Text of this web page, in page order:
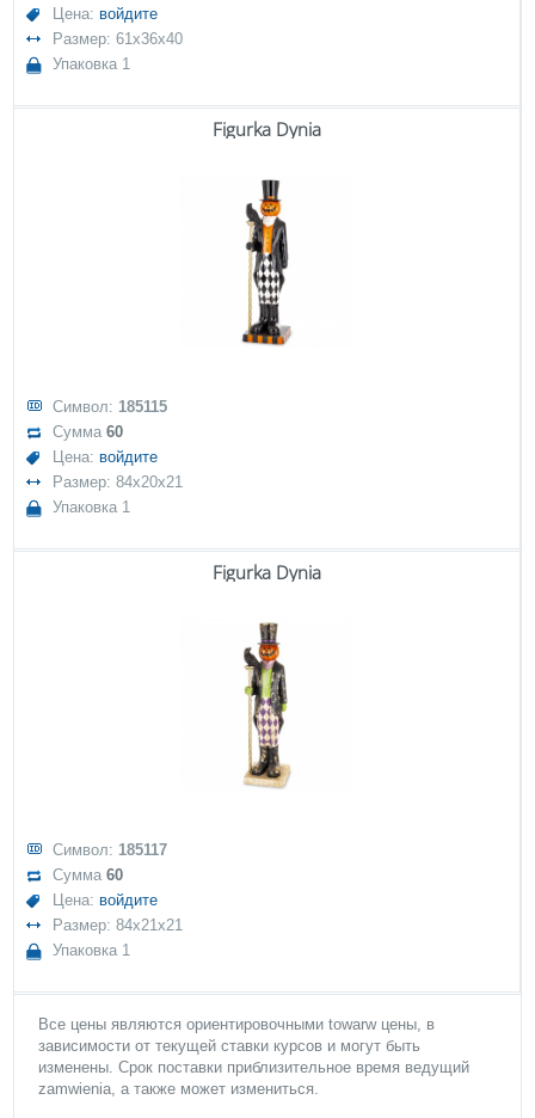
Цена: войдите
Размер: 61x36x40
Упаковка 1
Figurka Dynia
Символ: 185115
Сумма60
Цена: войдите
Размер: 84x20x21
Упаковка 1
Figurka Dynia
Символ: 185117
Сумма60
Цена: войдите
Размер: 84x21x21
Упаковка 1
Все цены являются ориентировочными towarw цены, в
зависимости от текущей ставки курсов и могут быть
изменены. Срок поставки приблизительное время ведущий
zamwienia, а также может измениться.